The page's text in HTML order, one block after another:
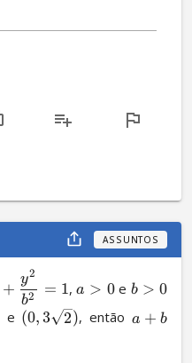
ASSUNTOS
+
b2
y2
= 1, a > 0 e b > 0
e (0, 3 2), então a + b